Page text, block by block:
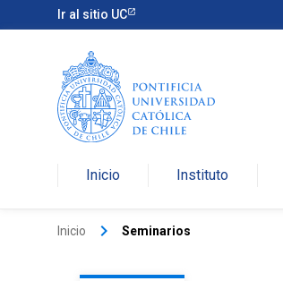
Ir al sitio UC
Inicio Instituto
Inicio keyboard_arrow_right Seminarios